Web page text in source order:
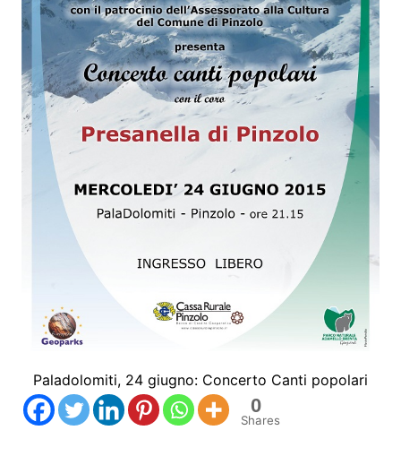
Paladolomiti, 24 giugno: Concerto Canti popolari
0
Shares